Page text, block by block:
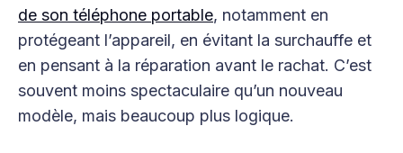
de son téléphone portable, notamment en
protégeant l’appareil, en évitant la surchauffe et
en pensant à la réparation avant le rachat. C’est
souvent moins spectaculaire qu’un nouveau
modèle, mais beaucoup plus logique.